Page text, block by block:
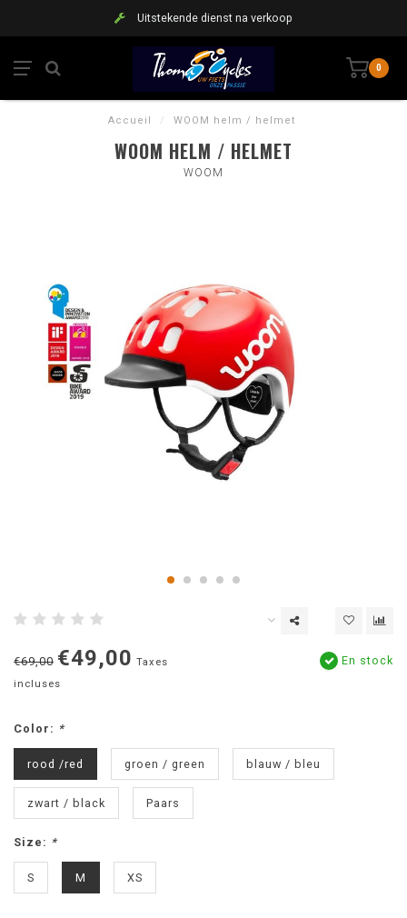
Uitstekende dienst na verkoop
0
Accueil / WOOM helm / helmet
WOOM HELM / HELMET
WOOM
€69,00 €49,00 Taxes
incluses
En stock
Color: *
rood /red groen / green blauw / bleu
zwart / black Paars
Size: *
S M XS